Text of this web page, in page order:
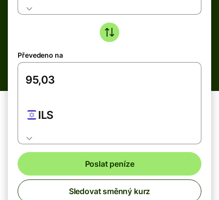
Převedeno na
ILS
Poslat peníze
Sledovat směnný kurz